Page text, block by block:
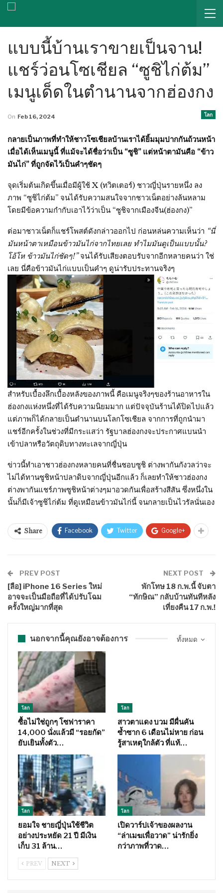
แบบนี้บ้านเราขายเป็นจาน!
แชร์ว่อนโซเชียล “ซูชิไก่ต้ม”
เมนูเด็ดในตำนานจากฮ่องกง
โลก
On Feb 16, 2024
กลายเป็นภาพที่ทำให้ชาวโซเชียลบ้านเราได้ยิ้มมุมปากกันถ้วนหน้า
เมื่อได้เห็นเมนูนี้ ที่แม้จะได้ชื่อว่าเป็น “ซูชิ” แต่หน้าตามันคือ “ข้าว
มันไก่” ที่ถูกจัดไว้เป็นคำๆชัดๆ
จุดเริ่มต้นเกิดขึ้นเมื่อมีผู้ใช้ X (ทวิตเตอร์) ชาวญี่ปุ่นรายหนึ่ง ลง
ภาพ “ซูชิไก่ต้ม” จนได้รับความสนใจจากชาวเน็ตอย่างล้นหลาม
โดยมีข้อความกำกับเอาไว้ว่าเป็น “ซูชิจากเมืองจีน(ฮ่องกง)”
ต่อมาชาวเน็ตก็แชร์โพสต์ดังกล่าวออกไป ก่อนหล่นความเห็นว่า “นี่
มันหน้าตาเหมือนข้าวมันไก่จากไทยเลย ทำไมมันดูเป็นแบบนั้น?
โอ้โห ข้าวมันไก่ชัดๆ!”จนได้รับเสียงตอบรับจากอีกหลายคนว่า ใช่
เลย นี่คือข้าวมันไก่แบบเป็นคำๆ ดูน่ารับประทานจริงๆ
สำหรับเบื้องลึกเบื้องหลังของภาพนี้ คือเมนูจริงๆของร้านอาหารใน
ฮ่องกงแห่งหนึ่งที่ได้รับความนิยมมาก แต่ปัจจุบันร้านได้ปิดไปแล้ว
แต่ภาพก็ได้กลายเป็นตำนานบนโลกโซเชียล จากการที่ถูกนำมา
แชร์อีกครั้งในช่วงที่มีกระแสว่า รัฐบาลฮ่องกงจะประกาศแบนนำ
เข้าปลาหรือวัตถุดิบทางทะเลจากญี่ปุ่น
ข่าวนี้ทำเอาชาวฮ่องกงหลายคนที่ชื่นชอบซูชิ ต่างพากันกังวลว่าจะ
ไม่ได้ทานซูชิหน้าปลาดิบจากญี่ปุ่นอีกแล้ว ก็เลยทำให้ชาวฮ่องกง
ต่างพากันแชร์ภาพซูชิหน้าต่างๆมาอวดกันเพื่อสร้างสีสัน ซึ่งหนึ่งใน
นั้นก็มีเจ้าซูชิไก่ต้ม ที่ดูเหมือนข้าวมันไก่นี้ จนกลายเป็นไวรัลนั่นเอง
Share Facebook Twitter Google+
PREV POST
[ลือ] iPhone 16 Series ใหม่
อาจจะเป็นมือถือที่ได้ปรับโฉม
ครั้งใหญ่มากที่สุด
NEXT POST
พักโทษ 18 ก.พ.นี้ จับตา
“ทักษิณ” กลับบ้านทันทีหลัง
เที่ยงคืน 17 ก.พ.!
ทั้งหมด
นอกจากนี้คุณยังอาจต้องการ
โลก
ซื้อไม่ใช่ถูกๆ โซฟาราคา
14,000 นั่งแล้วมี “รอยกัด”
ยับเยินทั้งตัว…
โลก
สาวตาแดง บวม มีผื่นคัน
ซ้ำซาก 6 เดือนไม่หาย ก่อน
รู้สาเหตุใกล้ตัว ที่แท้…
โลก
ยอมใจ ชายญี่ปุ่นใช้ชีวิต
อย่างประหยัด 21 ปี มีเงิน
เก็บ 31 ล้าน…
โลก
เปิดวาร์ปเจ้าของผลงาน
“ล่าเมฆเพื่อวาด” น่ารักยิ่ง
กว่าภาพที่วาด…
PREV NEXT